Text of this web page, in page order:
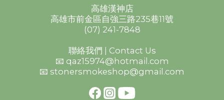
高雄漢神店
高雄市前金區自強三路235巷11號
(07) 241-7848
聯絡我們 | Contact Us
📧 qaz15974@hotmail.com
📧 stonersmokeshop@gmail.com